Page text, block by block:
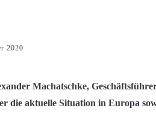
2020
Machatschke,
die aktuelle Situation in Europa